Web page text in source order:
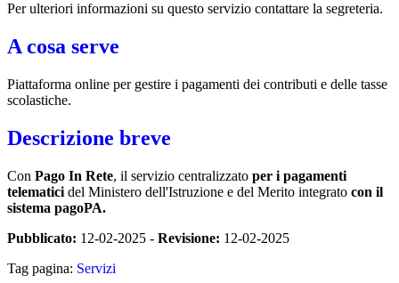
Per ulteriori informazioni su questo servizio contattare la segreteria.
A cosa serve
Piattaforma online per gestire i pagamenti dei contributi e delle tasse
scolastiche.
Descrizione breve
Con Pago In Rete, il servizio centralizzato per i pagamenti
telematici del Ministero dell'Istruzione e del Merito integrato con il
sistema pagoPA.
Pubblicato: 12-02-2025 - Revisione: 12-02-2025
Tag pagina: Servizi